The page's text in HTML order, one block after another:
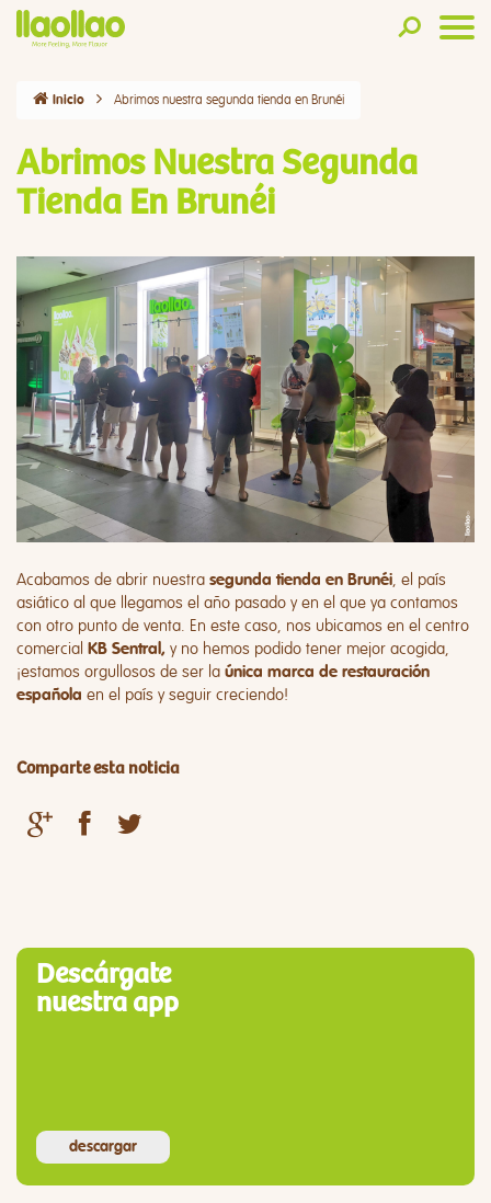
Inicio Abrimos nuestra segunda tienda en Brunéi
Abrimos Nuestra Segunda
Tienda En Brunéi
Acabamos de abrir nuestra segunda tienda en Brunéi, el país
asiático al que llegamos el año pasado y en el que ya contamos
con otro punto de venta. En este caso, nos ubicamos en el centro
comercial KB Sentral, y no hemos podido tener mejor acogida,
¡estamos orgullosos de ser la única marca de restauración
española en el país y seguir creciendo!
Comparte esta noticia
Descárgate
nuestra app
descargar